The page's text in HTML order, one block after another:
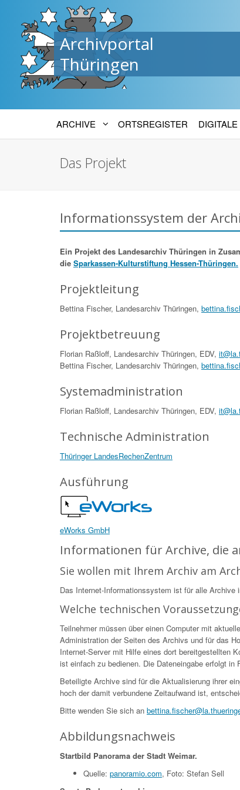
Archivportal
Thüringen
ARCHIVE ORTSREGISTER
Das Projekt
Informationssystem der
Ein Projekt des Landesarchiv Thüringen in
die Sparkassen-Kulturstiftung Hessen-Thüringen.
Projektleitung
Bettina Fischer, Landesarchiv Thüringen,
Projektbetreuung
Florian Raßloff, Landesarchiv Thüringen, EDV,
Bettina Fischer, Landesarchiv Thüringen,
Systemadministration
Florian Raßloff, Landesarchiv Thüringen, EDV,
Technische Administration
Thüringer LandesRechenZentrum
Ausführung
eWorks GmbH
Informationen für Archive, die
Sie wollen mit Ihrem Archiv am
Das Internet-Informationssystem ist für alle Archive
Welche technischen
Teilnehmer müssen über einen Computer mit
Administration der Seiten des Archivs und für das
Internet-Server mit Hilfe eines dort bereitgestellten
ist einfach zu bedienen. Die Dateneingabe erfolgt
Beteiligte Archive sind für die Aktualisierung ihrer
hoch der damit verbundene Zeitaufwand ist,
Bitte wenden Sie sich an
Abbildungsnachweis
Startbild Panorama der Stadt Weimar.
Quelle: panoramio.com, Foto: Stefan Sell